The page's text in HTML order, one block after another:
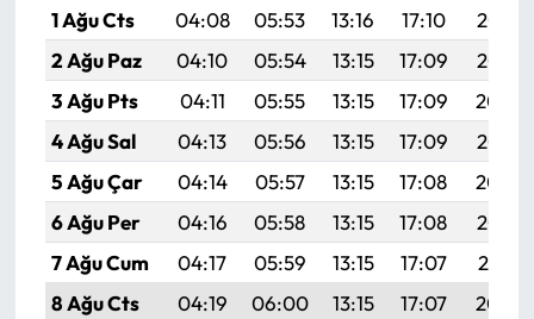
1 Ağu Cts
04:08 05:53 13:16 17:10
20:28
2 Ağu Paz
04:10 05:54 13:15 17:09
20:27
3 Ağu Pts
04:11 05:55 13:15 17:09
20:26
4 Ağu Sal
04:13 05:56 13:15 17:09
20:25
5 Ağu Çar
04:14 05:57 13:15 17:08
20:24
6 Ağu Per
04:16 05:58 13:15 17:08
20:23
7 Ağu Cum
04:17 05:59 13:15 17:07
20:21
8 Ağu Cts
04:19 06:00 13:15 17:07
20:20